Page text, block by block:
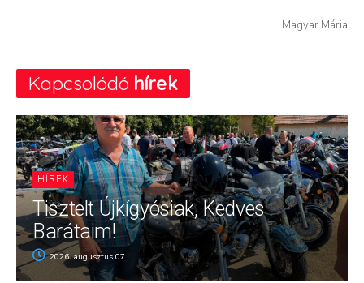
Magyar Mária
Kapcsolódó hírek
HÍREK
Tisztelt Újkígyósiak, Kedves
Barátaim!
2026. augusztus 07.